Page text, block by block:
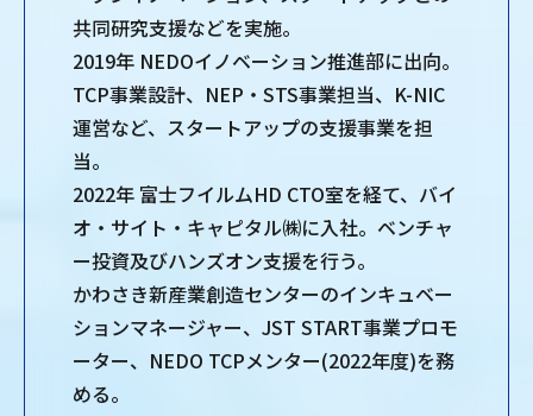
共同研究支援などを実施。
2019年 NEDOイノベーション推進部に出向。
TCP事業設計、NEP・STS事業担当、K-NIC
運営など、スタートアップの支援事業を担
当。
2022年 富士フイルムHD CTO室を経て、バイ
オ・サイト・キャピタル㈱に入社。ベンチャ
ー投資及びハンズオン支援を行う。
かわさき新産業創造センターのインキュベー
ションマネージャー、JST START事業プロモ
ーター、NEDO TCPメンター(2022年度)を務
める。